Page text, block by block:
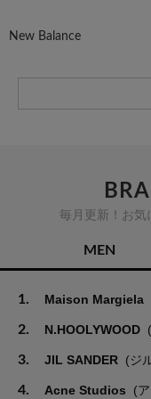
New Balance
毎月更新！お気
MEN
1. Maison Margiela
2. N.HOOLYWOOD
3. JIL SANDER (ジ
4. Acne Studios (